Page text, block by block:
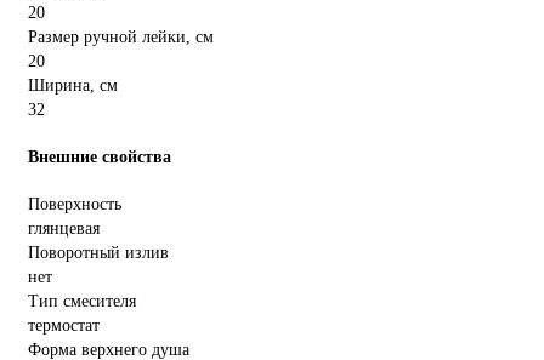
20
Размер ручной лейки, см
20
Ширина, см
32
Внешние свойства
Поверхность
глянцевая
Поворотный излив
нет
Тип смесителя
термостат
Форма верхнего душа